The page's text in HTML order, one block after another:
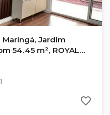
Jardim
54.45 m², ROYAL
1